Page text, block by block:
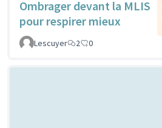
Ombrager devant la MLIS
pour respirer mieux
Lescuyer
2 0